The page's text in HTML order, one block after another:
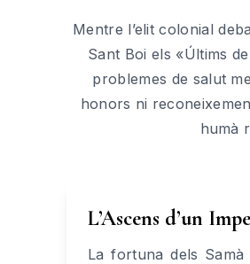
Mentre l’elit colonial
Sant Boi els «Últims
problemes de salut
honors ni
humà
L’Ascens d’un
La fortuna dels